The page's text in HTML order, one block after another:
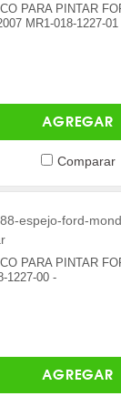
PARA PINTAR
MR1-018-1227-01
AGREGAR
Comparar
PARA PINTAR
1227-00 -
AGREGAR